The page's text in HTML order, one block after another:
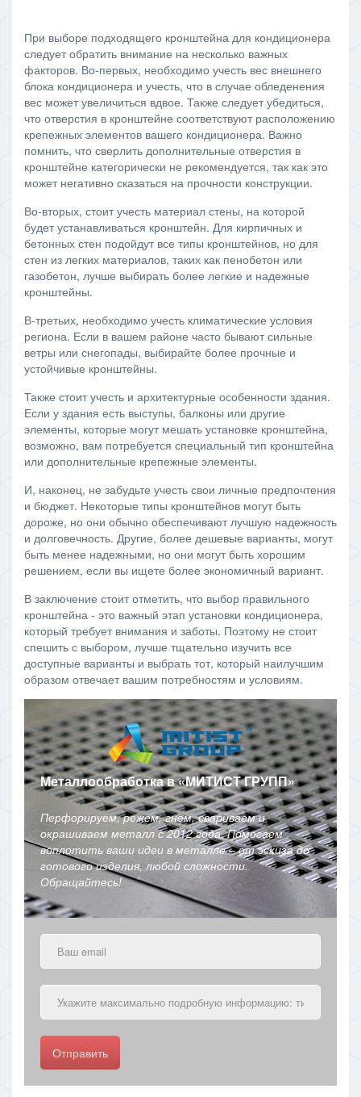
При выборе подходящего кронштейна для кондиционера
следует обратить внимание на несколько важных
факторов. Во-первых, необходимо учесть вес внешнего
блока кондиционера и учесть, что в случае обледенения
вес может увеличиться вдвое. Также следует убедиться,
что отверстия в кронштейне соответствуют расположению
крепежных элементов вашего кондиционера. Важно
помнить, что сверлить дополнительные отверстия в
кронштейне категорически не рекомендуется, так как это
может негативно сказаться на прочности конструкции.
Во-вторых, стоит учесть материал стены, на которой
будет устанавливаться кронштейн. Для кирпичных и
бетонных стен подойдут все типы кронштейнов, но для
стен из легких материалов, таких как пенобетон или
газобетон, лучше выбирать более легкие и надежные
кронштейны.
В-третьих, необходимо учесть климатические условия
региона. Если в вашем районе часто бывают сильные
ветры или снегопады, выбирайте более прочные и
устойчивые кронштейны.
Также стоит учесть и архитектурные особенности здания.
Если у здания есть выступы, балконы или другие
элементы, которые могут мешать установке кронштейна,
возможно, вам потребуется специальный тип кронштейна
или дополнительные крепежные элементы.
И, наконец, не забудьте учесть свои личные предпочтения
и бюджет. Некоторые типы кронштейнов могут быть
дороже, но они обычно обеспечивают лучшую надежность
и долговечность. Другие, более дешевые варианты, могут
быть менее надежными, но они могут быть хорошим
решением, если вы ищете более экономичный вариант.
В заключение стоит отметить, что выбор правильного
кронштейна - это важный этап установки кондиционера,
который требует внимания и заботы. Поэтому не стоит
спешить с выбором, лучше тщательно изучить все
доступные варианты и выбрать тот, который наилучшим
образом отвечает вашим потребностям и условиям.
Металлообработка в«МИТИСТ ГРУПП»
Перфорируем, режем, гнем, свариваем и
окрашиваем металл с 2012 года. Помогаем
воплотить ваши идеи в металле – от эскиза до
готового изделия, любой сложности.
Обращайтесь!
Отправить